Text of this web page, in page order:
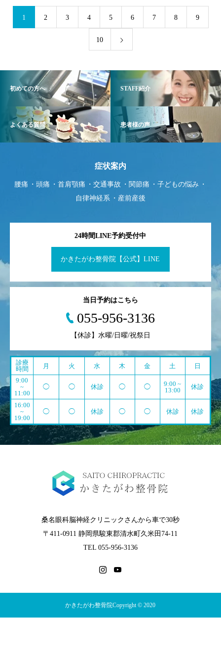
1 2 3 4 5 6 7 8 9
10
初めての方へ STAFF紹介
よくある質問 患者様の声
症状案内
腰痛 頭痛 首肩顎痛 交通事故 関節痛
子どもの悩み
自律神経系
産前産後
24時間LINE予約受付中
かきたがわ整骨院【公式】LINE
当日予約はこちら
055-956-3136
【休診】水曜/日曜/祝祭日
診療
時間
月 火 水 木 金 土
日
9:00
~
11:00
◯ ◯ 休診 ◯ ◯
9:00 ~
13:00
休診
16:00
~
19:00
◯ ◯ 休診 ◯ ◯ 休診 休診
桑名眼科脳神経クリニックさんから車で30秒
〒411-0911 静岡県駿東郡清水町久米田74-11
TEL 055-956-3136
かきたがわ整骨院Copyright © 2020